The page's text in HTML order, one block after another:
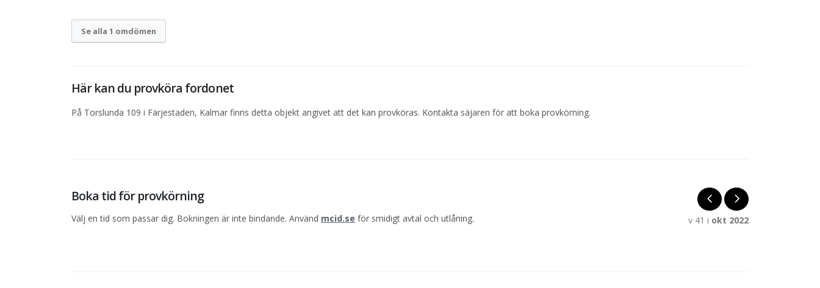
Se alla 1 omdömen
Här kan du provköra fordonet
På Torslunda 109 i Färjestaden, Kalmar finns detta objekt angivet att det kan provköras. Kontakta säjaren för att boka provkörning.
Boka tid för provkörning
Välj en tid som passar dig. Bokningen är inte bindande. Använd mcid.se för smidigt avtal och utlåning. v 41 i okt 2022